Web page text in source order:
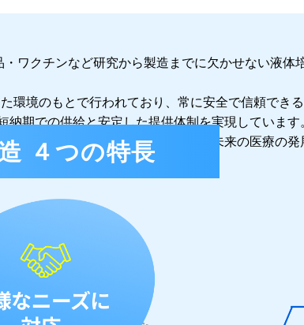
ワクチンなど研究から製造までに欠かせない液
境のもとで行われており、常に安全で信頼でき
期での供給と安定した提供体制を実現しています。
研究から製造をしっかりと支え、未来の医療の発
４つの特長